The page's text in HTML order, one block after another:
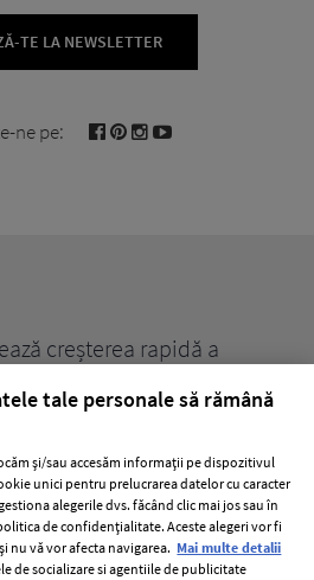
TE LA NEWSLETTER
ne pe:
creșterea rapidă a
tale personale să rămână
și/sau accesăm informații pe dispozitivul
unici pentru prelucrarea datelor cu caracter
alegerile dvs. făcând clic mai jos sau în
de confidențialitate. Aceste alegeri vor fi
nu vă vor afecta navigarea. Mai multe detalii
de socializare si agentiile de publicitate